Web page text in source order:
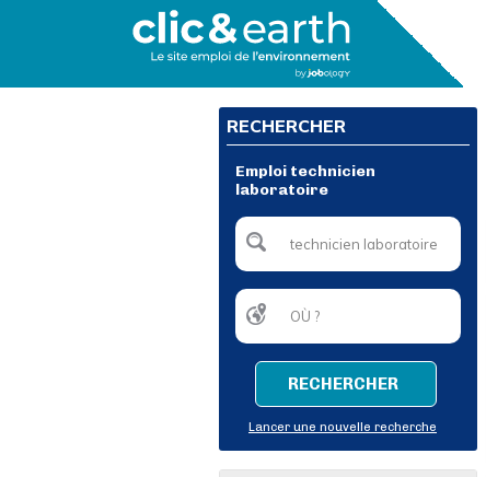
RECHERCHER
Emploi technicien
laboratoire
RECHERCHER
Lancer une nouvelle recherche